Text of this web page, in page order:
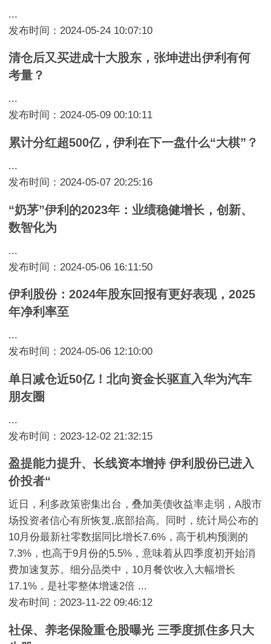
...
发布时间：2024-05-24 10:07:10
清仓后又买进成十大股东，张坤进出伊利有何
考量？
...
发布时间：2024-05-09 00:10:11
累计分红超500亿，伊利在下一盘什么“大棋”？
...
发布时间：2024-05-07 20:25:16
“奶茅”伊利的2023年：业绩稳健增长，创新、
数智化为
...
发布时间：2024-05-06 16:11:50
伊利股份：2024年股东回报有更好表现，2025
年净利率至
...
发布时间：2024-05-06 12:10:00
单日减仓近50亿！北向资金长驱直入华为汽车
朋友圈
...
发布时间：2023-12-02 21:32:15
盈提能力提升、长线资本增持 伊利股份已进入
价投者“
近日，利多政策密集出台，叠加美债收益率走弱，A股市
场投资者信心有所恢复,底部抬高。同时，统计局公布的
10月份最新社零数据同比增长7.6%，高于机构预测的
7.3%，也高于9月份的5.5%，意味着从四季度初开始消
费加速复苏。细分品类中，10月餐饮收入大幅增长
17.1%，是社零整体增速2倍 ...
发布时间：2023-11-22 09:46:12
社保、养老保险重仓股曝光 三季度抓住多只大